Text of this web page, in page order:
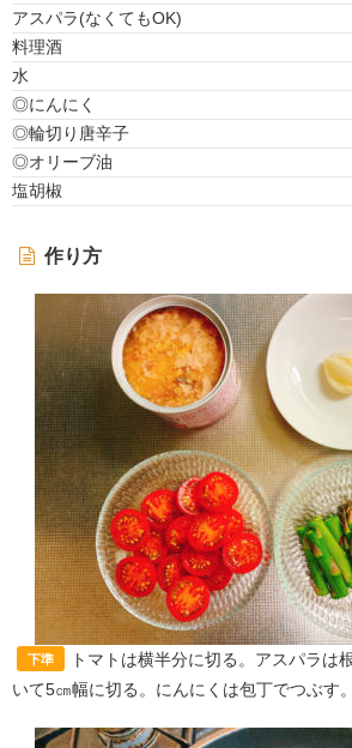
アスパラ(なくてもOK)
料理酒
水
◎にんにく
◎輪切り唐辛子
◎オリーブ油
塩胡椒
作り方
下準
トマトは横半分に切る。アスパラは
いて5㎝幅に切る。にんにくは包丁でつぶす。